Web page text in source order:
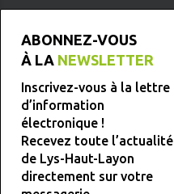
ABONNEZ-VOUS
À LA NEWSLETTER
Inscrivez-vous à la lettre
d’information
électronique !
Recevez toute l’actualité
de Lys-Haut-Layon
directement sur votre